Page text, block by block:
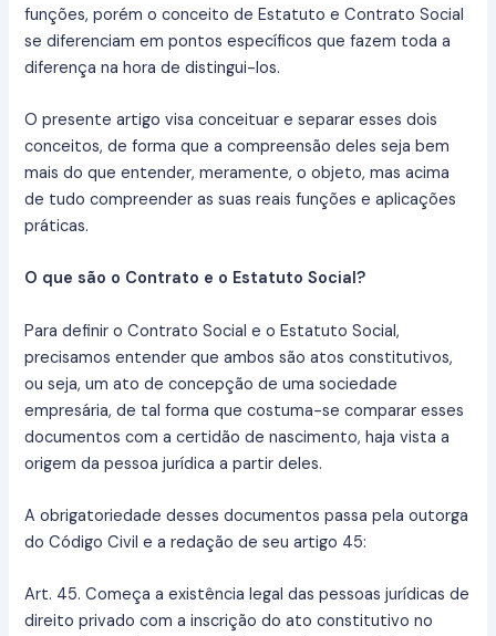
funções, porém o conceito de Estatuto e Contrato Social
se diferenciam em pontos específicos que fazem toda a
diferença na hora de distingui-los.
O presente artigo visa conceituar e separar esses dois
conceitos, de forma que a compreensão deles seja bem
mais do que entender, meramente, o objeto, mas acima
de tudo compreender as suas reais funções e aplicações
práticas.
O que são o Contrato e o Estatuto Social?
Para definir o Contrato Social e o Estatuto Social,
precisamos entender que ambos são atos constitutivos,
ou seja, um ato de concepção de uma sociedade
empresária, de tal forma que costuma-se comparar esses
documentos com a certidão de nascimento, haja vista a
origem da pessoa jurídica a partir deles.
A obrigatoriedade desses documentos passa pela outorga
do Código Civil e a redação de seu artigo 45:
Art. 45. Começa a existência legal das pessoas jurídicas de
direito privado com a inscrição do ato constitutivo no